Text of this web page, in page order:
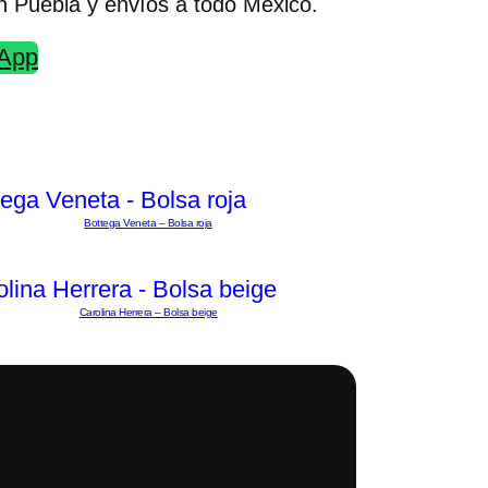
Puebla y envíos a todo México.
Bottega Veneta – Bolsa roja
Carolina Herrera – Bolsa beige